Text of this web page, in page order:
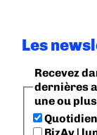
Les
Recevez
dernières
une ou